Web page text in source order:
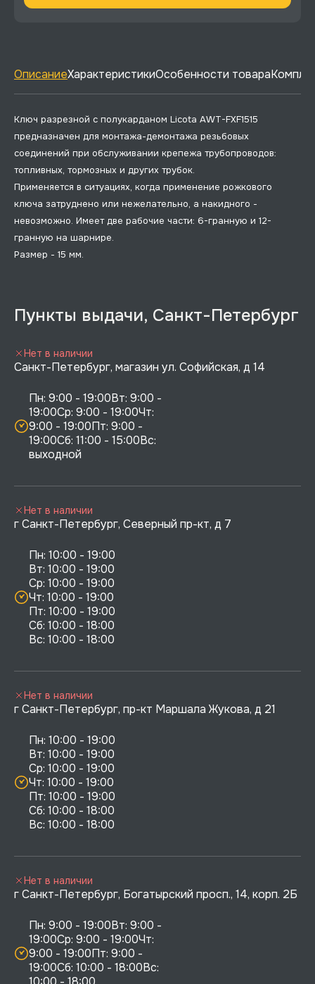
ОписаниеХарактеристикиОсобенности товара
Ключ разрезной с полукарданом Licota AWT-FXF1515
предназначен для монтажа-демонтажа резьбовых
соединений при обслуживании крепежа трубопроводов:
топливных, тормозных и других трубок.
Применяется в ситуациях, когда применение рожкового
ключа затруднено или нежелательно, а накидного -
невозможно. Имеет две рабочие части: 6-гранную и 12-
гранную на шарнире.
Размер - 15 мм.
Пункты выдачи, Санкт-Петербург
Санкт-Петербург, магазин ул. Софийская, д 14
Пн: 9:00 - 19:00Вт: 9:00 -
19:00Ср: 9:00 - 19:00Чт:
9:00 - 19:00Пт: 9:00 -
19:00Сб: 11:00 - 15:00Вс:
выходной
Нет в наличии
г Санкт-Петербург, Северный пр-кт, д 7
Пн: 10:00 - 19:00
Вт: 10:00 - 19:00
Ср: 10:00 - 19:00
Чт: 10:00 - 19:00
Пт: 10:00 - 19:00
Сб: 10:00 - 18:00
Нет в наличии
г Санкт-Петербург, пр-кт Маршала Жукова, д 21
Пн: 10:00 - 19:00
Вт: 10:00 - 19:00
Ср: 10:00 - 19:00
Чт: 10:00 - 19:00
Пт: 10:00 - 19:00
Сб: 10:00 - 18:00
Нет в наличии
г Санкт-Петербург, Богатырский просп., 14, корп. 2Б
Пн: 9:00 - 19:00Вт: 9:00 -
19:00Ср: 9:00 - 19:00Чт:
9:00 - 19:00Пт: 9:00 -
19:00Сб: 10:00 - 18:00Вс:
Нет в наличии